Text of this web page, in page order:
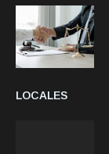
LOCALES